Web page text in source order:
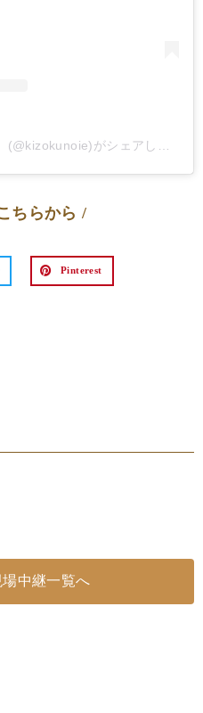
信州松本の工務店【木族の家】(@kizokunoie)がシェアした投稿
ちらから /
Pinterest
中継一覧へ